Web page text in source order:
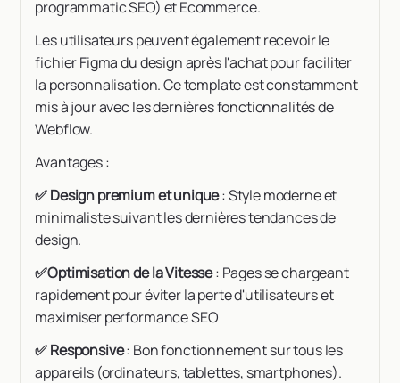
programmatic SEO) et Ecommerce.
Les utilisateurs peuvent également recevoir le
fichier Figma du design après l'achat pour faciliter
la personnalisation. Ce template est constamment
mis à jour avec les dernières fonctionnalités de
Webflow​​​​​​.
Avantages :
✅ Design premium et unique: Style moderne et
minimaliste suivant les dernières tendances de
design.
✅Optimisation de la Vitesse: Pages se chargeant
rapidement pour éviter la perte d'utilisateurs et
maximiser performance SEO
✅ Responsive: Bon fonctionnement sur tous les
appareils (ordinateurs, tablettes, smartphones).